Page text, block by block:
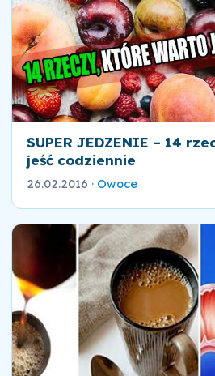
SUPER JEDZENIE – 14
jeść codziennie
26.02.2016 · Owoce